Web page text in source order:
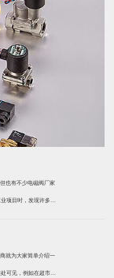
也有不少电磁阀厂家
项目时，发现许多项
就为大家简单介绍一
可见，例如在超市柜